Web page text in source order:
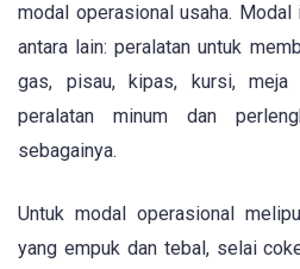
modal operasional usaha.
antara lain: peralatan untuk
gas, pisau, kipas, kursi, meja
peralatan minum dan
sebagainya.
Untuk modal operasional
yang empuk dan tebal, selai